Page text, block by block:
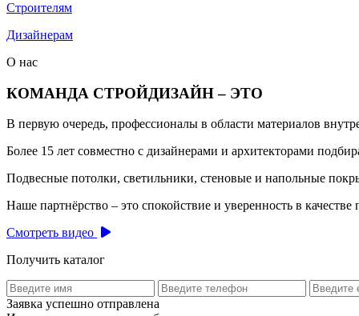
Строителям
Дизайнерам
О нас
КОМАНДА СТРОЙДИЗАЙН – ЭТО
В первую очередь, профессионалы в области материалов
Более 15 лет совместно с дизайнерами и архитекторами
Подвесные потолки, светильники, стеновые и напольные
Наше партнёрство – это спокойствие и уверенность в качестве
Смотреть видео
Получить каталог
Заявка успешно отправлена